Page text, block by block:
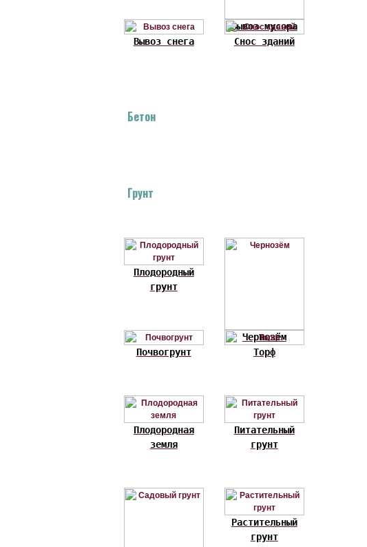
Вывоз мусора
Вывоз снега
Снос зданий
Бетон
Грунт
Плодородный
грунт
Чернозём
Почвогрунт
Торф
Плодородная
земля
Питательный
грунт
Растительный
грунт